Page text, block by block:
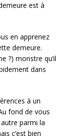
est à
en apprenez
demeure.
?) monstre qu’il
dans
à un
fond de vous
parmi la
c’est bien